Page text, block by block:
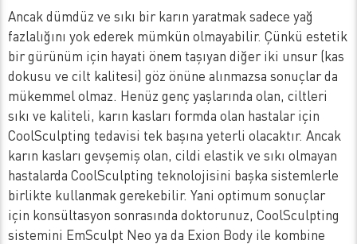
Ancak dümdüz ve sıkı bir karın yaratmak sadece yağ
fazlalığını yok ederek mümkün olmayabilir. Çünkü estetik
bir gürünüm için hayati önem taşıyan diğer iki unsur (kas
dokusu ve cilt kalitesi) göz önüne alınmazsa sonuçlar da
mükemmel olmaz. Henüz genç yaşlarında olan, ciltleri
sıkı ve kaliteli, karın kasları formda olan hastalar için
CoolSculpting tedavisi tek başına yeterli olacaktır. Ancak
karın kasları gevşemiş olan, cildi elastik ve sıkı olmayan
hastalarda CoolSculpting teknolojisini başka sistemlerle
birlikte kullanmak gerekebilir. Yani optimum sonuçlar
için konsültasyon sonrasında doktorunuz, CoolSculpting
sistemini EmSculpt Neo ya da Exion Body ile kombine